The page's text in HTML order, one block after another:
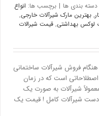
بندی ها برچسب ها: انواع
مارک شیرآلات خارجی,
بهداشتی,قیمت شیرالات
فروش شیرآلات ساختمانی
است که در زمان
شیرآلات به صورت یک
شیرآلات کامل ! قیمت یک